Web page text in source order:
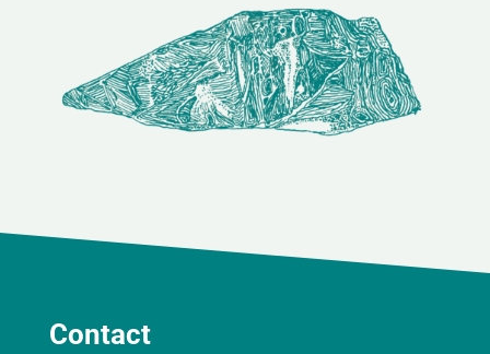
Contact